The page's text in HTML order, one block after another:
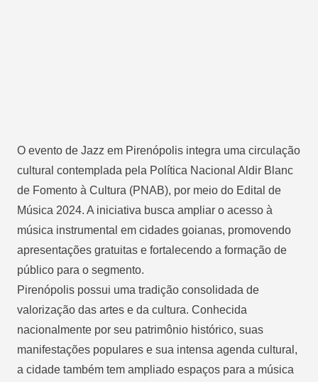
O evento de Jazz em Pirenópolis integra uma circulação
cultural contemplada pela Política Nacional Aldir Blanc
de Fomento à Cultura (PNAB), por meio do Edital de
Música 2024. A iniciativa busca ampliar o acesso à
música instrumental em cidades goianas, promovendo
apresentações gratuitas e fortalecendo a formação de
público para o segmento.
Pirenópolis possui uma tradição consolidada de
valorização das artes e da cultura. Conhecida
nacionalmente por seu patrimônio histórico, suas
manifestações populares e sua intensa agenda cultural,
a cidade também tem ampliado espaços para a música